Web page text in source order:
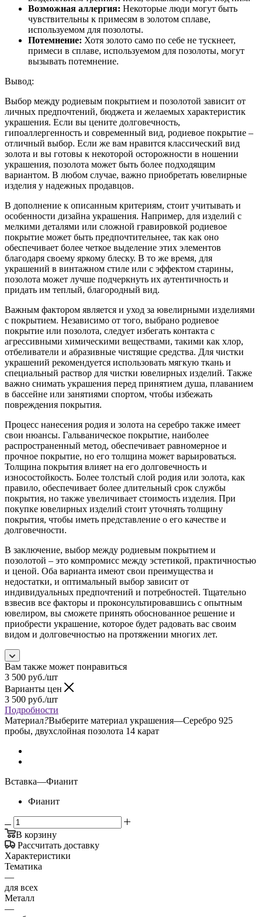
Возможная аллергия: Некоторые люди могут быть
чувствительны к примесям в золотом сплаве,
используемом для позолоты.
Потемнение: Хотя золото само по себе не тускнеет,
примеси в сплаве, используемом для позолоты, могут
вызывать потемнение.
Вывод:
Выбор между родиевым покрытием и позолотой зависит от
личных предпочтений, бюджета и желаемых характеристик
украшения. Если вы цените долговечность,
гипоаллергенность и современный вид, родиевое покрытие –
отличный выбор. Если же вам нравится классический вид
золота и вы готовы к некоторой осторожности в ношении
украшения, позолота может быть более подходящим
вариантом. В любом случае, важно приобретать ювелирные
изделия у надежных продавцов.
В дополнение к описанным критериям, стоит учитывать и
особенности дизайна украшения. Например, для изделий с
мелкими деталями или сложной гравировкой родиевое
покрытие может быть предпочтительнее, так как оно
обеспечивает более четкое выделение этих элементов
благодаря своему яркому блеску. В то же время, для
украшений в винтажном стиле или с эффектом старины,
позолота может лучше подчеркнуть их аутентичность и
придать им теплый, благородный вид.
Важным фактором является и уход за ювелирными изделиями
с покрытием. Независимо от того, выбрано родиевое
покрытие или позолота, следует избегать контакта с
агрессивными химическими веществами, такими как хлор,
отбеливатели и абразивные чистящие средства. Для чистки
украшений рекомендуется использовать мягкую ткань и
специальный раствор для чистки ювелирных изделий. Также
важно снимать украшения перед принятием душа, плаванием
в бассейне или занятиями спортом, чтобы избежать
повреждения покрытия.
Процесс нанесения родия и золота на серебро также имеет
свои нюансы. Гальваническое покрытие, наиболее
распространенный метод, обеспечивает равномерное и
прочное покрытие, но его толщина может варьироваться.
Толщина покрытия влияет на его долговечность и
износостойкость. Более толстый слой родия или золота, как
правило, обеспечивает более длительный срок службы
покрытия, но также увеличивает стоимость изделия. При
покупке ювелирных изделий стоит уточнять толщину
покрытия, чтобы иметь представление о его качестве и
долговечности.
В заключение, выбор между родиевым покрытием и
позолотой – это компромисс между эстетикой, практичностью
и ценой. Оба варианта имеют свои преимущества и
недостатки, и оптимальный выбор зависит от
индивидуальных предпочтений и потребностей. Тщательно
взвесив все факторы и проконсультировавшись с опытным
ювелиром, вы сможете принять обоснованное решение и
приобрести украшение, которое будет радовать вас своим
видом и долговечностью на протяжении многих лет.
Вам также может понравиться
3 500 руб./шт
Варианты цен
3 500 руб./шт
Подробности
Материал?Выберите материал украшения—Серебро 925
пробы, двухслойная позолота 14 карат
Вставка—Фианит
Фианит
В корзину
Рассчитать доставку
Характеристики
Тематика
—
для всех
Металл
—